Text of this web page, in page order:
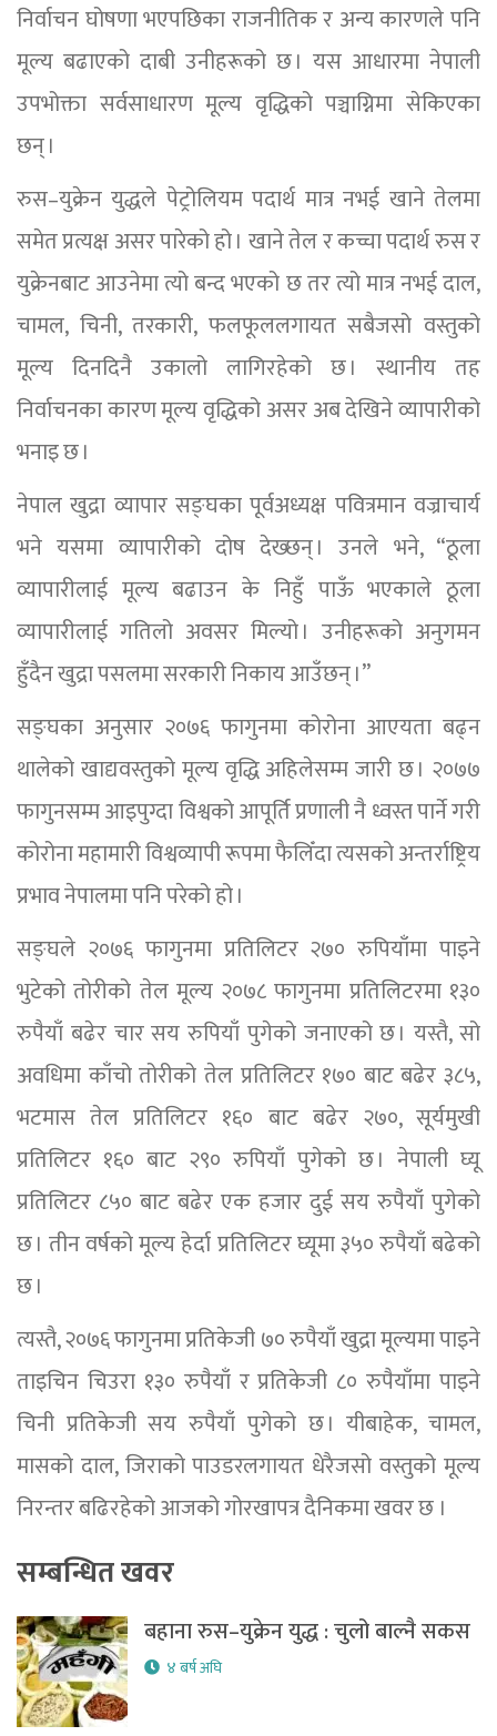
निर्वाचन घोषणा भएपछिका राजनीतिक र अन्य कारणले पनि
मूल्य बढाएको दाबी उनीहरूको छ । यस आधारमा नेपाली
उपभोक्ता सर्वसाधारण मूल्य वृद्धिको पञ्चाग्निमा सेकिएका
छन् ।
रुस–युक्रेन युद्धले पेट्रोलियम पदार्थ मात्र नभई खाने तेलमा
समेत प्रत्यक्ष असर पारेको हो । खाने तेल र कच्चा पदार्थ रुस र
युक्रेनबाट आउनेमा त्यो बन्द भएको छ तर त्यो मात्र नभई दाल,
चामल, चिनी, तरकारी, फलफूललगायत सबैजसो वस्तुको
मूल्य दिनदिनै उकालो लागिरहेको छ । स्थानीय तह
निर्वाचनका कारण मूल्य वृद्धिको असर अब देखिने व्यापारीको
भनाइ छ ।
नेपाल खुद्रा व्यापार सङ्घका पूर्वअध्यक्ष पवित्रमान वज्राचार्य
भने यसमा व्यापारीको दोष देख्छन् । उनले भने, “ठूला
व्यापारीलाई मूल्य बढाउन के निहुँ पाऊँ भएकाले ठूला
व्यापारीलाई गतिलो अवसर मिल्यो । उनीहरूको अनुगमन
हुँदैन खुद्रा पसलमा सरकारी निकाय आउँछन् ।”
सङ्घका अनुसार २०७६ फागुनमा कोरोना आएयता बढ्न
थालेको खाद्यवस्तुको मूल्य वृद्धि अहिलेसम्म जारी छ । २०७७
फागुनसम्म आइपुग्दा विश्वको आपूर्ति प्रणाली नै ध्वस्त पार्ने गरी
कोरोना महामारी विश्वव्यापी रूपमा फैलिँदा त्यसको अन्तर्राष्ट्रिय
प्रभाव नेपालमा पनि परेको हो ।
सङ्घले २०७६ फागुनमा प्रतिलिटर २७० रुपियाँमा पाइने
भुटेको तोरीको तेल मूल्य २०७८ फागुनमा प्रतिलिटरमा १३०
रुपैयाँ बढेर चार सय रुपियाँ पुगेको जनाएको छ । यस्तै, सो
अवधिमा काँचो तोरीको तेल प्रतिलिटर १७० बाट बढेर ३८५,
भटमास तेल प्रतिलिटर १६० बाट बढेर २७०, सूर्यमुखी
प्रतिलिटर १६० बाट २९० रुपियाँ पुगेको छ । नेपाली घ्यू
प्रतिलिटर ८५० बाट बढेर एक हजार दुई सय रुपैयाँ पुगेको
छ । तीन वर्षको मूल्य हेर्दा प्रतिलिटर घ्यूमा ३५० रुपैयाँ बढेको
छ ।
त्यस्तै, २०७६ फागुनमा प्रतिकेजी ७० रुपैयाँ खुद्रा मूल्यमा पाइने
ताइचिन चिउरा १३० रुपैयाँ र प्रतिकेजी ८० रुपैयाँमा पाइने
चिनी प्रतिकेजी सय रुपैयाँ पुगेको छ । यीबाहेक, चामल,
मासको दाल, जिराको पाउडरलगायत धेरैजसो वस्तुको मूल्य
निरन्तर बढिरहेको आजको गोरखापत्र दैनिकमा खवर छ ।
सम्बन्धित खवर
बहाना रुस–युक्रेन युद्ध : चुलो बाल्नै सकस
४ बर्ष अघि